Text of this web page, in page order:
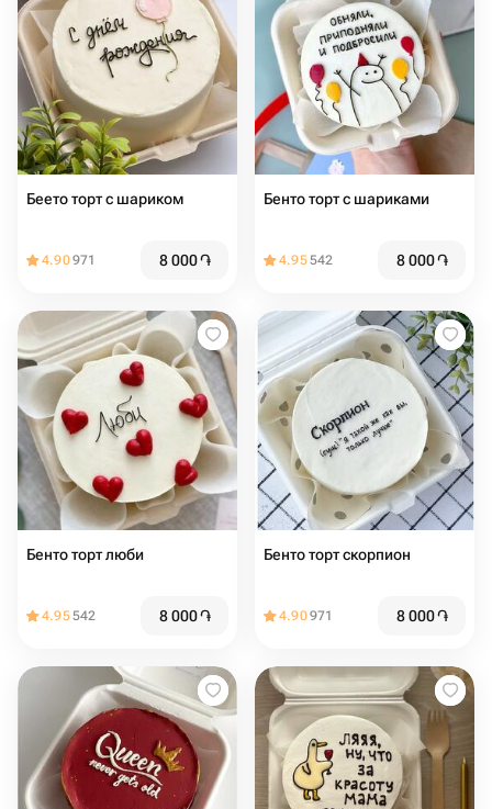
Беето торт с шариком
4.90971 8 000֏
Бенто торт с шариками
4.95542 8 000֏
Бенто торт люби
4.95542 8 000֏
Бенто торт скорпион
4.90971 8 000֏